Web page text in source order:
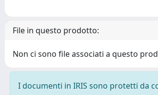
File in questo prodotto:
Non ci sono file associati a questo
I documenti in IRIS sono protetti da